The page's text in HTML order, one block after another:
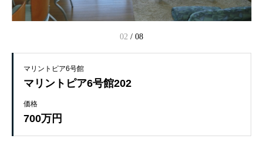
03 / 08
マリントピア6号館
マリントピア6号館202
価格
700万円